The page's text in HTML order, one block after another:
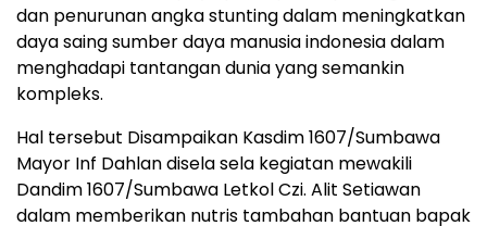
dan penurunan angka stunting dalam meningkatkan
daya saing sumber daya manusia indonesia dalam
menghadapi tantangan dunia yang semankin
kompleks.
Hal tersebut Disampaikan Kasdim 1607/Sumbawa
Mayor Inf Dahlan disela sela kegiatan mewakili
Dandim 1607/Sumbawa Letkol Czi. Alit Setiawan
dalam memberikan nutris tambahan bantuan bapak